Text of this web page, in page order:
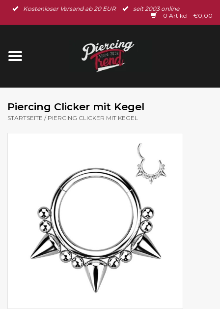
Kostenloser Versand ab 20 EUR
seit 2003 online
0 Artikel - €0,00
Startseite
Ohrschmuck
Piercing Clicker mit Kegel
STARTSEITE / PIERCING CLICKER MIT KEGEL